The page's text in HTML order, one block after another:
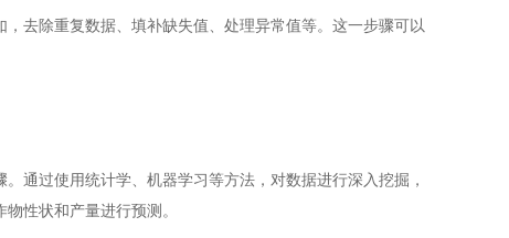
除重复数据、填补缺失值、处理异常值等。这一步骤可以
过使用统计学、机器学习等方法，对数据进行深入挖掘，
性状和产量进行预测。